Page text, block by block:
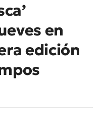
en
edición